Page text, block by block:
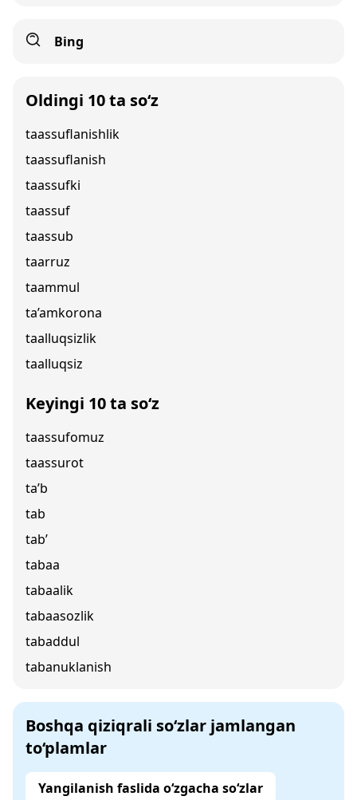
Bing
Oldingi 10 ta so‘z
taassuflanishlik
taassuflanish
taassufki
taassuf
taassub
taarruz
taammul
ta’amkorona
taalluqsizlik
taalluqsiz
Keyingi 10 ta so‘z
taassufomuz
taassurot
ta’b
tab
tab’
tabaa
tabaalik
tabaasozlik
tabaddul
tabanuklanish
Boshqa qiziqrali so‘zlar jamlangan
to‘plamlar
Yangilanish faslida o‘zgacha so‘zlar